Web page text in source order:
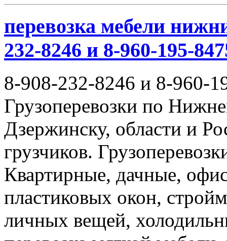
перевозка мебели
232-8246 и 8-960-195-
8-908-232-8246 и 8-960-
Грузоперевозки по
Дзержинску, области и
грузчиков.
Квартирные, дачные,
пластиковых окон,
личных вещей,